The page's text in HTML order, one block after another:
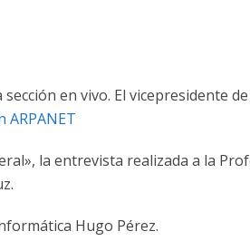
en vivo. El vicepresidente de
ARPANET
la entrevista realizada a la
Hugo Pérez.